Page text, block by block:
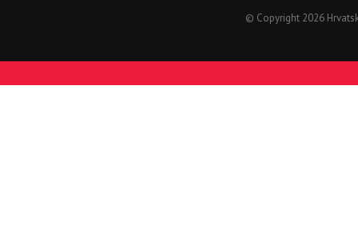
© Copyright 2026